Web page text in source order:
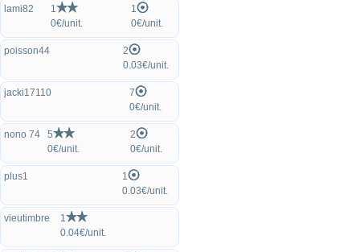
lami82
1
0€/unit.
1
0€/unit.
poisson44
2
0.03€/unit.
jacki17110
7
0€/unit.
nono 74
5
0€/unit.
2
0€/unit.
plus1
1
0.03€/unit.
vieutimbre
1
0.04€/unit.